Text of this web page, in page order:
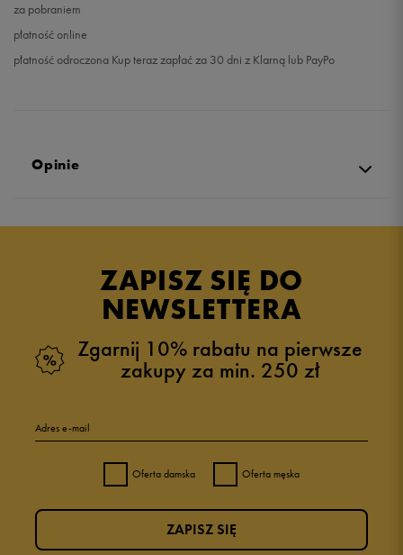
za pobraniem
płatność online
płatność odroczona Kup teraz zapłać za 30 dni z Klarną lub PayPo
Opinie
ZAPISZ SIĘ DO
NEWSLETTERA
Zgarnij 10% rabatu na pierwsze
zakupy za min. 250 zł
Adres e-mail
Oferta damska Oferta męska
ZAPISZ SIĘ